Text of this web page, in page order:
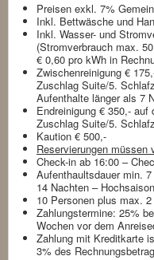
Preisen exkl. 7%
Inkl. Bettwäsche und
Inkl. Wasser- und
(Stromverbrauch max.
€ 0,60 pro kWh in
Zwischenreinigung €
Zuschlag Suite/5.
Aufenthalte länger als 7
Endreinigung € 350,-
Zuschlag Suite/5.
Kaution € 500,-
Reservierungen müssen
Check-in ab 16:00 –
Aufenthaultsdauer min.
14 Nachten –
10 Personen plus max.
Zahlungstermine: 25%
Wochen vor dem
Zahlung mit Kreditkarte
3% des